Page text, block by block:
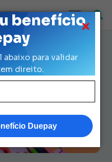
benefício
para validar
direito.
Duepay
Uniforme
São Paulo
7 Dicas
R$ 153